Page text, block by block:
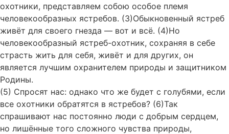
охотники, представляем собою особое племя
человекообразных ястребов. (3)Обыкновенный ястреб
живёт для своего гнезда — вот и всё. (4)Но
человекообразный ястреб-охотник, сохраняя в себе
страсть жить для себя, живёт и для других, он
является лучшим охранителем природы и защитником
Родины.
(5) Спросят нас: однако что же будет с голубями, если
все охотники обратятся в ястребов? (6)Так
спрашивают нас постоянно люди с добрым сердцем,
но лишённые того сложного чувства природы,